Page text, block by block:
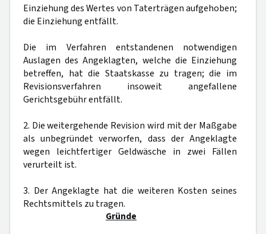
Einziehung des Wertes von Taterträgen aufgehoben;
die Einziehung entfällt.
Die im Verfahren entstandenen notwendigen
Auslagen des Angeklagten, welche die Einziehung
betreffen, hat die Staatskasse zu tragen; die im
Revisionsverfahren insoweit angefallene
Gerichtsgebühr entfällt.
2. Die weitergehende Revision wird mit der Maßgabe
als unbegründet verworfen, dass der Angeklagte
wegen leichtfertiger Geldwäsche in zwei Fällen
verurteilt ist.
3. Der Angeklagte hat die weiteren Kosten seines
Rechtsmittels zu tragen.
Gründe